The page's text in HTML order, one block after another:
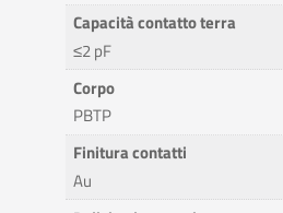
Capacità contatto terra
≤2 pF
Corpo
PBTP
Finitura contatti
Au